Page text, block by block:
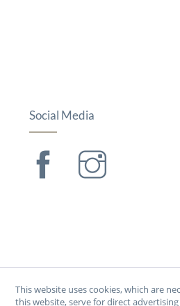
Social Media
This website uses cookies, which are
this website, serve for direct